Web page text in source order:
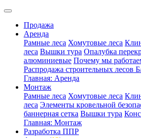
Продажа
Аренда
Рамные леса Хомутовые леса
леса Вышки тура Опалубка
алюминиевые Почему мы
Распродажа строительных лесов
Главная: Аренда
Монтаж
Рамные леса Хомутовые леса
леса Элементы кровельной
баннерная сетка Вышки тура
Главная: Монтаж
Разработка ППР